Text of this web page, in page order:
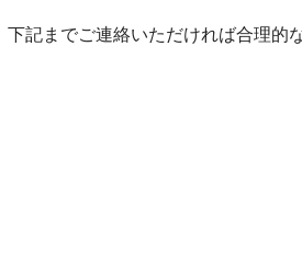
記までご連絡いただければ合理的